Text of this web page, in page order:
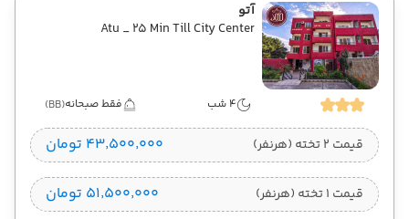
آتو
Atu _ 25 Min Till City Center
4 شب فقط صبحانه(BB)
قیمت 2 تخته (هرنفر) ۴۳٬۵۰۰٬۰۰۰ تومان
قیمت 1 تخته (هرنفر) ۵۱٬۵۰۰٬۰۰۰ تومان